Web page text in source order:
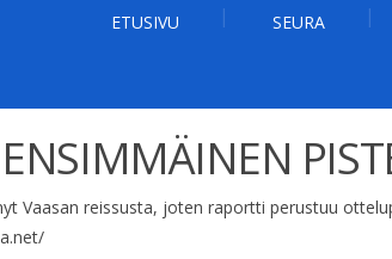
ETUSIVU SEURA
Vaasan reissusta, joten raportti perustuu